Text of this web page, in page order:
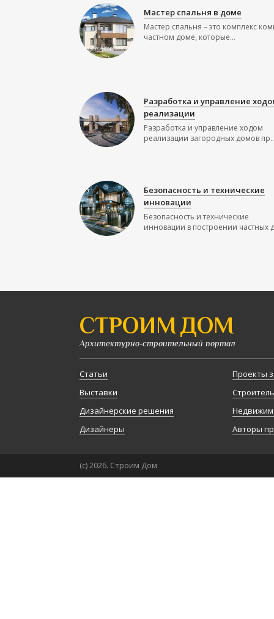
Мастер спальня в доме
Мастер спальня – это комплекс
частном доме, которые...
Разработка и управление
реализации
Разработка и управление ходом
реализации загородных домов
Безопасность и технические
инновации
Безопасность и технические
инновации в построении частных
СТРОИМ ДОМ
Архитектурно-строительный портал
Статьи
Выставки
Дизайнерские решения
Дизайнеры
Проекты
Авторы
(с) 2026. Строим Дом